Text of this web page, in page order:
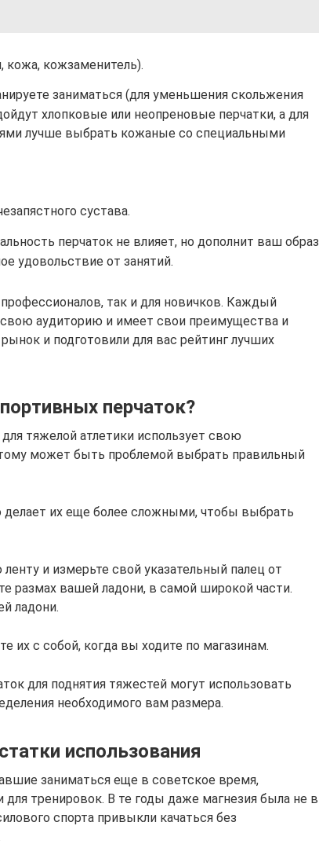
кожа, кожзаменитель).
заниматься (для уменьшения скольжения
хлопковые или неопреновые перчатки, а для
лучше выбрать кожаные со специальными
сустава.
перчаток не влияет, но дополнит ваш образ
удовольствие от занятий.
так и для новичков. Каждый
свою аудиторию и имеет свои преимущества и
и подготовили для вас рейтинг лучших
перчаток?
тяжелой атлетики использует свою
может быть проблемой выбрать правильный
делает их еще более сложными, чтобы выбрать
и измерьте свой указательный палец от
размах вашей ладони, в самой широкой части.
ладони.
их с собой, когда вы ходите по магазинам.
для поднятия тяжестей могут использовать
необходимого вам размера.
использования
заниматься еще в советское время,
тренировок. В те годы даже магнезия была не в
спорта привыкли качаться без